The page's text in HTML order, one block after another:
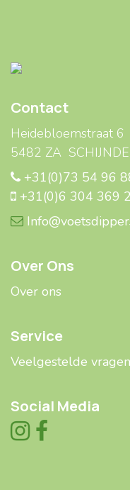
Contact
Heidebloemstraat 6
5482 ZA
+31(0)73 54 96
+31(0)6 304 369
Over Ons
Over ons
Service
Veelgestelde ​​vragen
Social Media